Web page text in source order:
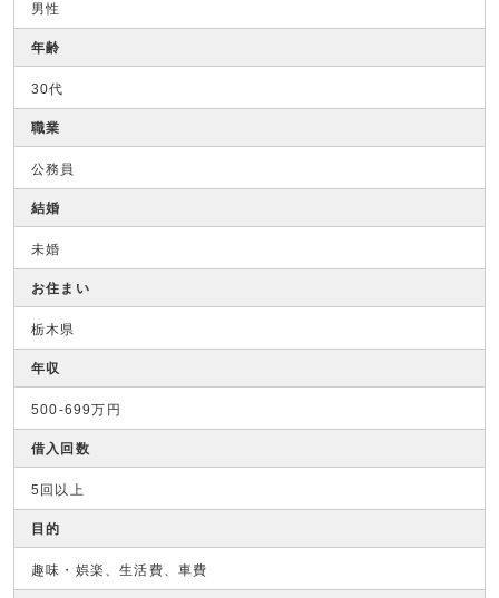
男性
年齢
30代
職業
公務員
結婚
未婚
お住まい
栃木県
年収
500-699万円
借入回数
5回以上
目的
趣味・娯楽、生活費、車費